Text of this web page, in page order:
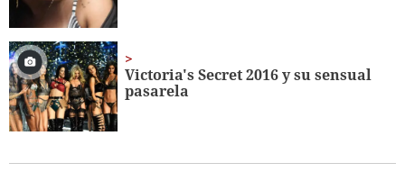
Victoria's Secret 2016 y su sensual
pasarela